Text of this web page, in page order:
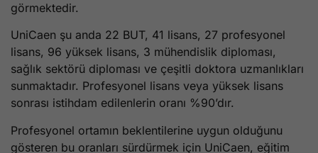
görmektedir.
UniCaen şu anda 22 BUT, 41 lisans, 27 profesyonel
lisans, 96 yüksek lisans, 3 mühendislik diploması,
sağlık sektörü diploması ve çeşitli doktora uzmanlıkları
sunmaktadır. Profesyonel lisans veya yüksek lisans
sonrası istihdam edilenlerin oranı %90’dır.
Profesyonel ortamın beklentilerine uygun olduğunu
gösteren bu oranları sürdürmek için UniCaen, eğitim